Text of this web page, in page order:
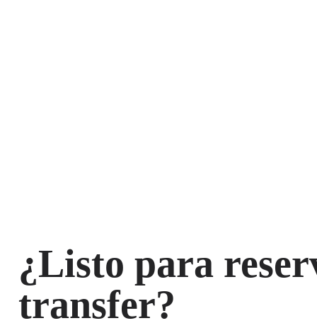
¿Listo para
transfer?